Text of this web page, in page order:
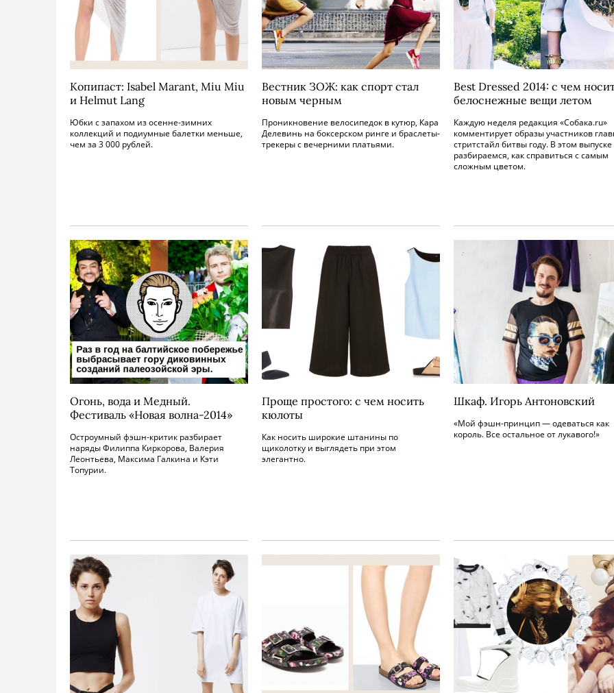
Копипаст: Isabel Marant, Miu Miu
и Helmut Lang
Юбки с запахом из осенне-зимних
коллекций и подиумные балетки меньше,
чем за 3 000 рублей.
Вестник ЗОЖ: как спорт стал
новым черным
Проникновение велосипедок в кутюр, Кара
Делевинь на боксерском ринге и браслеты-
трекеры с вечерними платьями.
Best Dressed 2014: с чем
белоснежные вещи летом
Каждую неделя редакция «Собака.ru»
комментирует образы участников
стритстайл битвы году. В этом выпуске
разбираемся, как справиться с самым
сложным цветом.
Огонь, вода и Медный.
Фестиваль «Новая волна-2014»
Остроумный фэшн-критик разбирает
наряды Филиппа Киркорова, Валерия
Леонтьева, Максима Галкина и Кэти
Топурии.
Проще простого: с чем носить
кюлоты
Как носить широкие штанины по
щиколотку и выглядеть при этом
элегантно.
Шкаф. Игорь Антоновский
«Мой фэшн-принцип — одеваться как
король. Все остальное от лукавого!»